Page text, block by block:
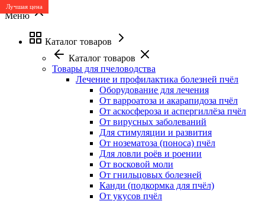
Меню
Каталог товаров
Каталог товаров
Товары для пчеловодства
Лечение и профилактика болезней пчёл
Оборудование для лечения
От варроатоза и акарапидоза пчёл
От аскосфероза и аспергиллёза пчёл
От вирусных заболеваний
Для стимуляции и развития
От нозематоза (поноса) пчёл
Для ловли роёв и роении
От восковой моли
От гнильцовых болезней
Канди (подкормка для пчёл)
От укусов пчёл
Лучшая цена